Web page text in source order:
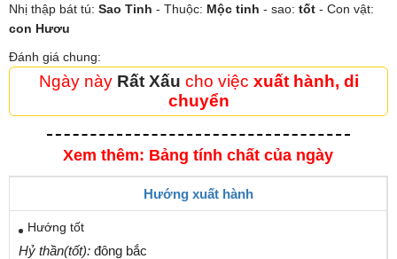
Nhị thập bát tú: Sao Tinh - Thuộc: Mộc tinh - sao: tốt - Con vật:
con Hươu
Đánh giá chung:
Ngày này Rất Xấu cho việc xuất hành, di
chuyển
Xem thêm: Bảng tính chất của ngày
Hướng xuất hành
Hướng tốt
Hỷ thần(tốt): đông bắc